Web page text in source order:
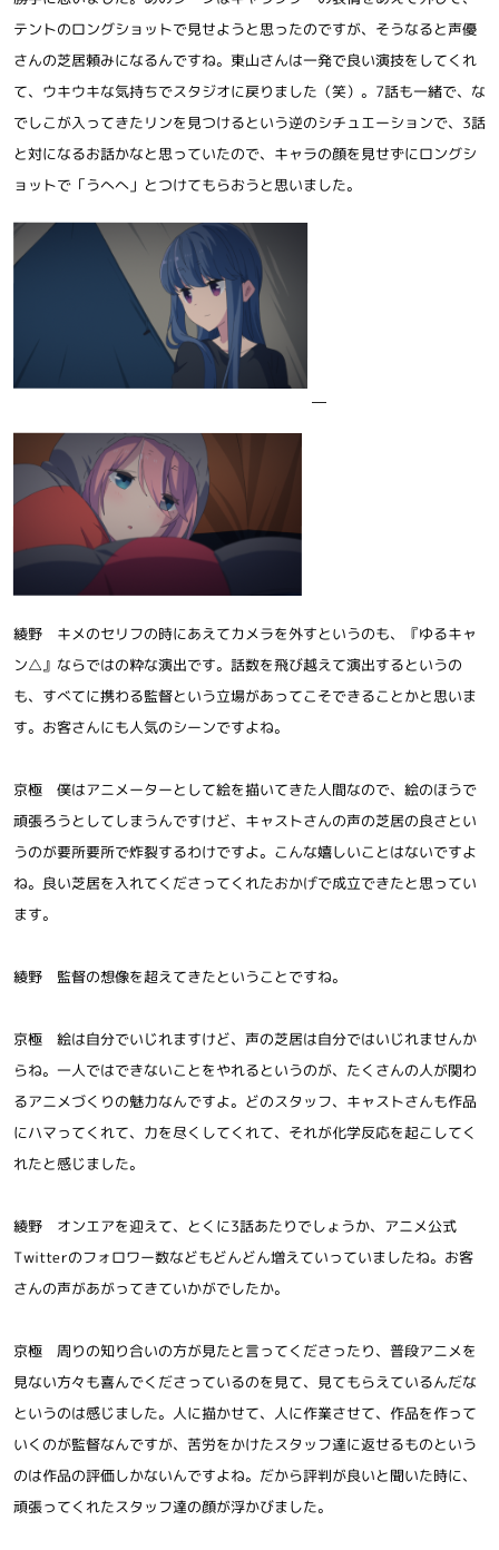
テントのロングショットで見せようと思ったのですが、そうなると声優
さんの芝居頼みになるんですね。東山さんは一発で良い演技をしてくれ
て、ウキウキな気持ちでスタジオに戻りました（笑）。7話も一緒で、な
でしこが入ってきたリンを見つけるという逆のシチュエーションで、3話
と対になるお話かなと思っていたので、キャラの顔を見せずにロングシ
ョットで「うへへ」とつけてもらおうと思いました。
綾野 キメのセリフの時にあえてカメラを外すというのも、『ゆるキャ
ン△』ならではの粋な演出です。話数を飛び越えて演出するというの
も、すべてに携わる監督という立場があってこそできることかと思いま
す。お客さんにも人気のシーンですよね。
京極 僕はアニメーターとして絵を描いてきた人間なので、絵のほうで
頑張ろうとしてしまうんですけど、キャストさんの声の芝居の良さとい
うのが要所要所で炸裂するわけですよ。こんな嬉しいことはないですよ
ね。良い芝居を入れてくださってくれたおかげで成立できたと思ってい
ます。
綾野 監督の想像を超えてきたということですね。
京極 絵は自分でいじれますけど、声の芝居は自分ではいじれませんか
らね。一人ではできないことをやれるというのが、たくさんの人が関わ
るアニメづくりの魅力なんですよ。どのスタッフ、キャストさんも作品
にハマってくれて、力を尽くしてくれて、それが化学反応を起こしてく
れたと感じました。
綾野 オンエアを迎えて、とくに3話あたりでしょうか、アニメ公式
Twitterのフォロワー数などもどんどん増えていっていましたね。お客
さんの声があがってきていかがでしたか。
京極 周りの知り合いの方が見たと言ってくださったり、普段アニメを
見ない方々も喜んでくださっているのを見て、見てもらえているんだな
というのは感じました。人に描かせて、人に作業させて、作品を作って
いくのが監督なんですが、苦労をかけたスタッフ達に返せるものという
のは作品の評価しかないんですよね。だから評判が良いと聞いた時に、
頑張ってくれたスタッフ達の顔が浮かびました。